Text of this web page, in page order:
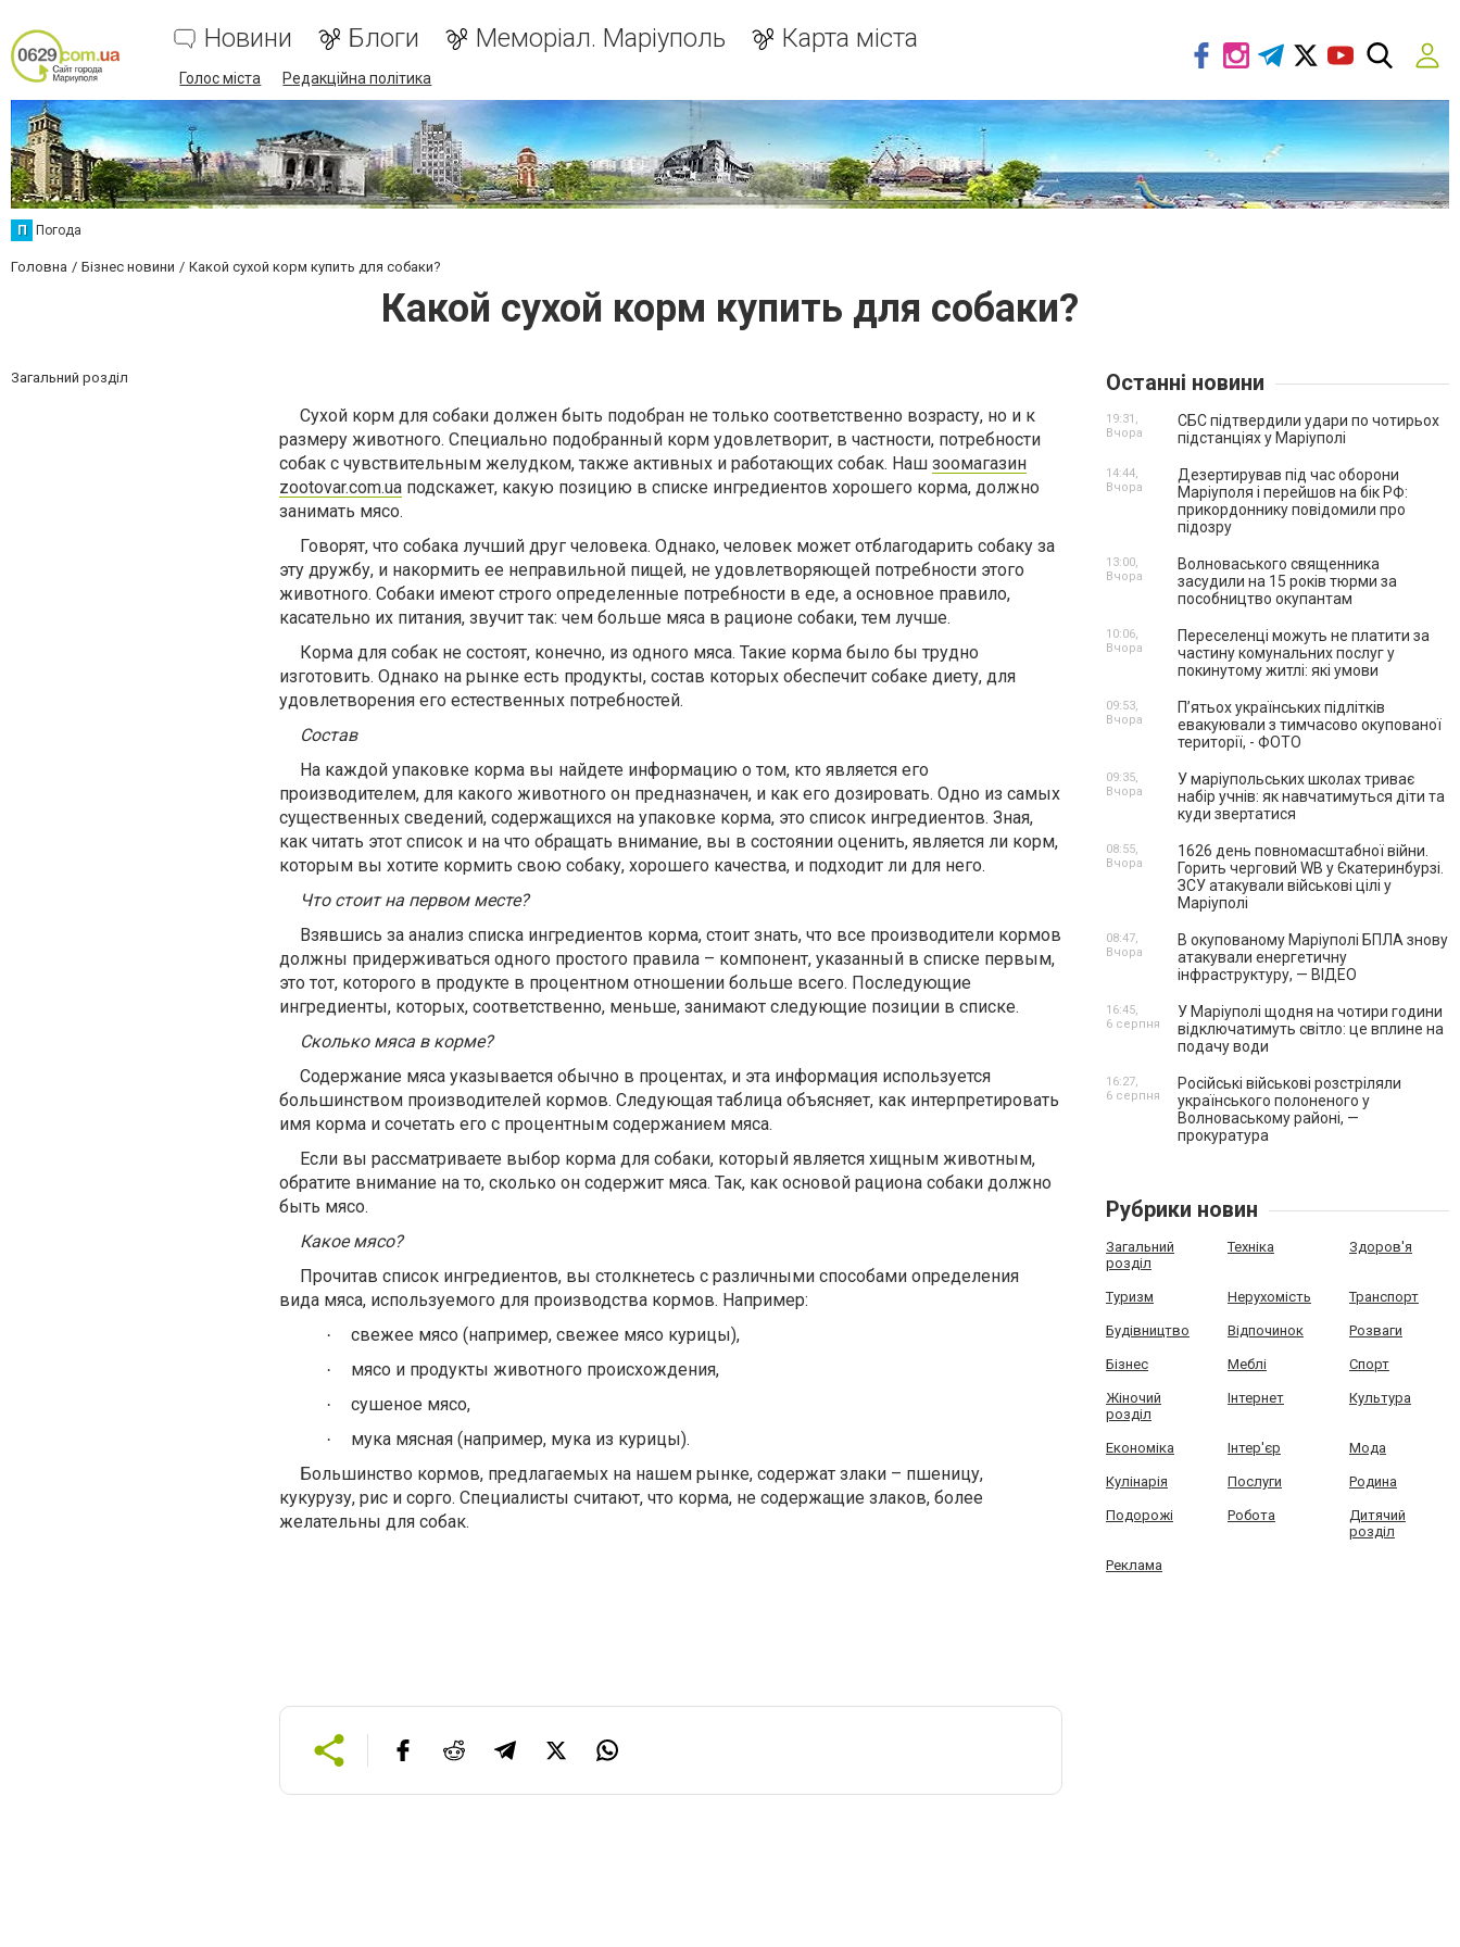
Новини Блоги Меморіал. Маріуполь Карта міста
Голос міста Редакційна політика
П Погода
Головна Бізнес новини Какой сухой корм купить для собаки?
Какой сухой корм купить для собаки?
Загальний розділ
Сухой корм для собаки должен быть подобран не только соответственно возрасту, но и к
размеру животного. Специально подобранный корм удовлетворит, в частности, потребности
собак с чувствительным желудком, также активных и работающих собак. Наш зоомагазин
zootovar.com.ua подскажет, какую позицию в списке ингредиентов хорошего корма, должно
занимать мясо.
Говорят, что собака лучший друг человека. Однако, человек может отблагодарить собаку за
эту дружбу, и накормить ее неправильной пищей, не удовлетворяющей потребности этого
животного. Собаки имеют строго определенные потребности в еде, а основное правило,
касательно их питания, звучит так: чем больше мяса в рационе собаки, тем лучше.
Корма для собак не состоят, конечно, из одного мяса. Такие корма было бы трудно
изготовить. Однако на рынке есть продукты, состав которых обеспечит собаке диету, для
удовлетворения его естественных потребностей.
Состав
На каждой упаковке корма вы найдете информацию о том, кто является его
производителем, для какого животного он предназначен, и как его дозировать. Одно из самых
существенных сведений, содержащихся на упаковке корма, это список ингредиентов. Зная,
как читать этот список и на что обращать внимание, вы в состоянии оценить, является ли корм,
которым вы хотите кормить свою собаку, хорошего качества, и подходит ли для него.
Что стоит на первом месте?
Взявшись за анализ списка ингредиентов корма, стоит знать, что все производители кормов
должны придерживаться одного простого правила – компонент, указанный в списке первым,
это тот, которого в продукте в процентном отношении больше всего. Последующие
ингредиенты, которых, соответственно, меньше, занимают следующие позиции в списке.
Сколько мяса в корме?
Содержание мяса указывается обычно в процентах, и эта информация используется
большинством производителей кормов. Следующая таблица объясняет, как интерпретировать
имя корма и сочетать его с процентным содержанием мяса.
Если вы рассматриваете выбор корма для собаки, который является хищным животным,
обратите внимание на то, сколько он содержит мяса. Так, как основой рациона собаки должно
быть мясо.
Какое мясо?
Прочитав список ингредиентов, вы столкнетесь с различными способами определения
вида мяса, используемого для производства кормов. Например:
· свежее мясо (например, свежее мясо курицы),
· мясо и продукты животного происхождения,
· сушеное мясо,
·
мука мясная (например, мука из курицы).
Большинство кормов, предлагаемых на нашем рынке, содержат злаки – пшеницу,
кукурузу, рис и сорго. Специалисты считают, что корма, не содержащие злаков, более
желательны для собак.
Останні новини
СБС підтвердили удари по чотирьох
підстанціях у Маріуполі
19:31,
Вчора
Дезертирував під час оборони
Маріуполя і перейшов на бік РФ:
прикордоннику повідомили про
підозру
14:44,
Вчора
Волноваського священника
засудили на 15 років тюрми за
пособництво окупантам
13:00,
Вчора
Переселенці можуть не платити за
частину комунальних послуг у
покинутому житлі: які умови
10:06,
Вчора
П’ятьох українських підлітків
евакуювали з тимчасово окупованої
території, - ФОТО
09:53,
Вчора
У маріупольських школах триває
набір учнів: як навчатимуться діти та
куди звертатися
09:35,
Вчора
1626 день повномасштабної війни.
Горить черговий WB у Єкатеринбурзі.
ЗСУ атакували військові цілі у
Маріуполі
08:55,
Вчора
В окупованому Маріуполі БПЛА знову
атакували енергетичну
інфраструктуру, — ВІДЕО
08:47,
Вчора
У Маріуполі щодня на чотири години
відключатимуть світло: це вплине на
подачу води
16:45,
6 серпня
Російські військові розстріляли
українського полоненого у
Волноваському районі, —
прокуратура
16:27,
6 серпня
Рубрики новин
Загальний
розділ
Техніка Здоров'я
Туризм Нерухомість Транспорт
Будівництво Відпочинок Розваги
Бізнес Меблі Спорт
Жіночий
розділ
Інтернет Культура
Економіка Інтер'єр Мода
Кулінарія Послуги Родина
Подорожі Робота
Дитячий
розділ
Реклама